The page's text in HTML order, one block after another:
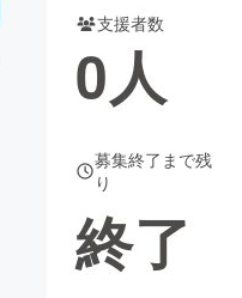
CAMPFIRE Creation
支援者数
0人
募集終了まで残
り
終了